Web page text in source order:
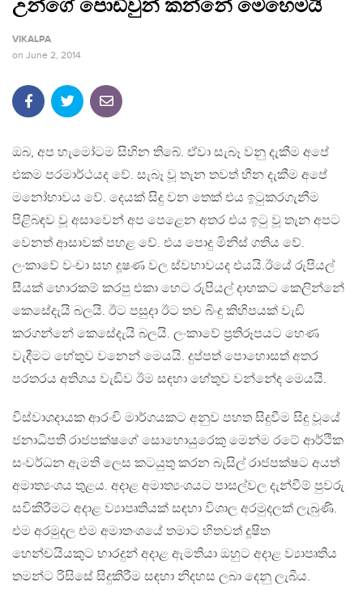
උන්ගේ පොඩිවුන් කන්නේ මෙහෙමයි
VIKALPA
on June 2, 2014
ඔබ, අප හැමෝටම සිහින තිබේ. ඒවා සැබෑ වනු දැකීම අපේ
එකම පරමාර්ථයද වේ. සැබෑ වූ තැන තවත් හීන දැකීම අපේ
මනෝභාවය වේ. දෙයක් සිදු වන තෙක් එය ඉටුකරගැනීම
පිළිබඳව වූ අසාවෙන් අප පෙළෙන අතර එය ඉටු වූ තැන අපට
වෙනත් ආසාවක් පහළ වේ. එය පොදු මිනිස් ගතිය වේ.
ලංකාවේ වංචා සහ දූෂණ වල ස්වභාවයද එයයි.ඊයේ රුපියල්
සීයක් හොරකම් කරපු එකා හෙට රුපියල් දාහකට කෙලින්නේ
කෙසේදැයි බලයි. ඊට පසුදා ඊට තව බිංදු කිහිපයක් වැඩි
කරගන්නේ කෙසේදැයි බලයි. ලංකාවේ ප්‍රතිරූපයට හෙණ
වැදීමට හේතුව වනෙන් මෙයයි. දුප්පත් පොහොසත් අතර
පරතරය අතිශය වැඩිව ඊම සඳහා හේතුව වන්නේද මෙයයි.
විස්වාශදායක ආරංචි මාර්ගයකට අනුව පහත සිදුවීම සිදු වූයේ
ජනාධිපති රාජපක්ෂගේ සොහොයුරෙකු මෙන්ම රටේ ආර්ථික
සංවර්ධන ඇමති ලෙස කටයුතු කරන බැසිල් රාජපක්ෂට අයත්
අමාත්‍යංශය තුළය. අදාළ අමාත්‍යංශයට පාසල්වල දැන්වීම් පුවරු
සවිකිරීමට අදාළ ව්‍යාපෘතියක් සඳහා විශාල අරමුදලක් ලැබුණි.
එම අරමුදල එම අමාතංශයේ තමාට හිතවත් දූෂිත
හෙන්චයියකුට භාරදුන් අදාළ ඇමතියා ඔහුට අදාළ ව්‍යාපෘතිය
තමන්ට රිසිසේ සිදුකිරීම සඳහා නිදහස ලබා දෙනු ලැබීය.